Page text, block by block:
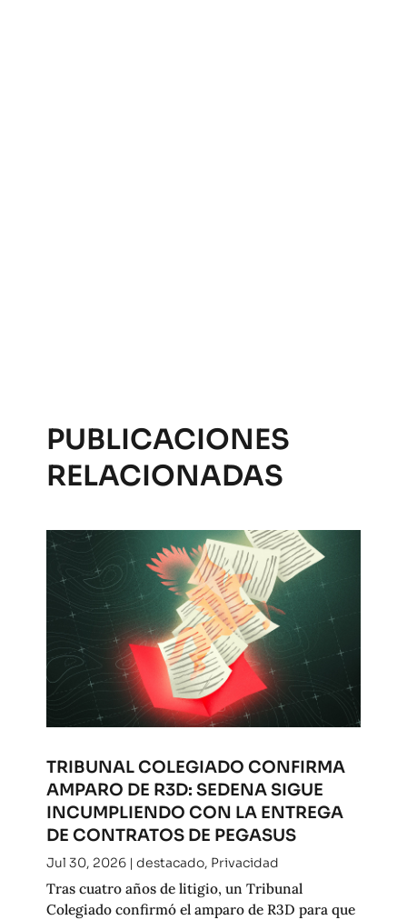
PUBLICACIONES
RELACIONADAS
TRIBUNAL COLEGIADO CONFIRMA
AMPARO DE R3D: SEDENA SIGUE
INCUMPLIENDO CON LA ENTREGA
DE CONTRATOS DE PEGASUS
Jul 30, 2026| destacado, Privacidad
Tras cuatro años de litigio, un Tribunal
Colegiado confirmó el amparo de R3D para que